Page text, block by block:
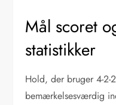
Mål scoret
statistikker
Hold, der bruger 4-2-
bemærkelsesværdig